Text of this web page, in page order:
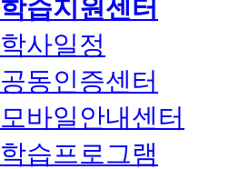
학습지원센터
학사일정
공동인증센터
모바일안내센터
학습프로그램